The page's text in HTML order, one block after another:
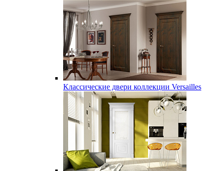
Классические двери коллекции Versailles